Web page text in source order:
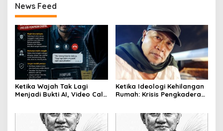
News Feed
Ketika Wajah Tak Lagi
Menjadi Bukti AI, Video Call,
Ketika Ideologi Kehilangan
Rumah: Krisis Pengkaderan
Kepemimpinan yang
Kehilangan Arah